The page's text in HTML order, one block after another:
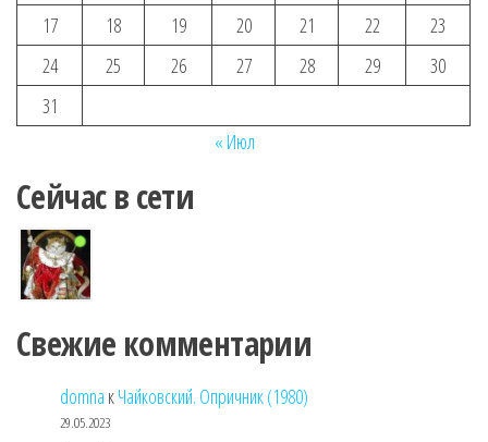
17
18 19 20 21 22
23
24
25 26 27 28 29
30
31
« Июл
Сейчас в сети
Свежие комментарии
domna кЧайковский. Опричник (1980)
29.05.2023